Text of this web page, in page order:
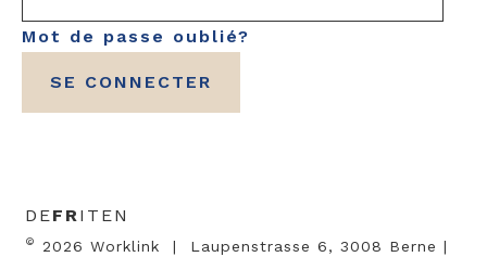
Mot de passe oublié?
SE CONNECTER
©
2026 Worklink | Laupenstrasse 6, 3008 Berne |
DEFRIT EN